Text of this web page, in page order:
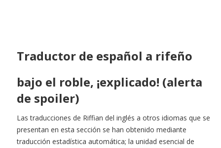
Traductor de español a rifeño
bajo el roble, ¡explicado! (alerta
de spoiler)
Las traducciones de Riffian del inglés a otros idiomas que se
presentan en esta sección se han obtenido mediante
traducción estadística automática; la unidad esencial de